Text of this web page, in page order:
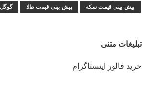
پیش بینی قیمت سکه پیش بینی قیمت طلا گوگل
تبلیغات متنی
خرید فالور اینستاگرام